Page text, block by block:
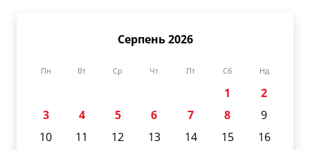
Серпень 2026
Пн Вт Ср Чт Пт Сб Нд
1
2
3
4 5 6 7 8
9
10
11 12 13 14 15
16